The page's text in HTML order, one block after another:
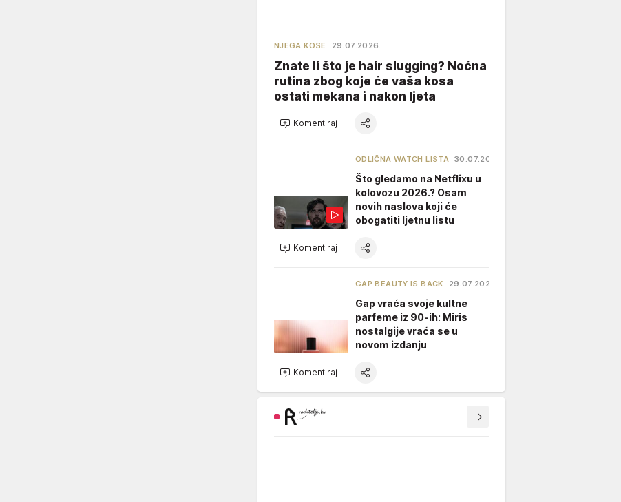
NJEGA KOSE 29.07.2026.
Znate li što je hair slugging? Noćna
rutina zbog koje će vaša kosa
ostati mekana i nakon ljeta
Komentiraj
ODLIČNA WATCH LISTA 30.07.2026.
Što gledamo na Netflixu u
kolovozu 2026.? Osam
novih naslova koji će
obogatiti ljetnu listu
Komentiraj
GAP BEAUTY IS BACK 29.07.2026.
Gap vraća svoje kultne
parfeme iz 90-ih: Miris
nostalgije vraća se u
novom izdanju
Komentiraj